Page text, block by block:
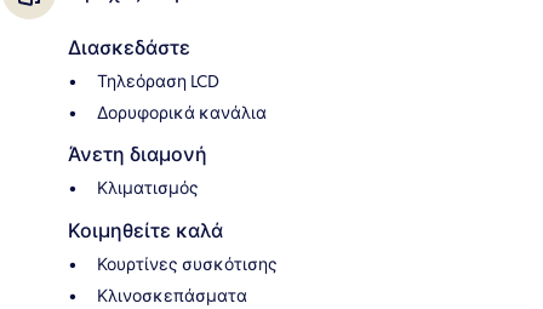
Διασκεδάστε
Τηλεόραση LCD
Δορυφορικά κανάλια
Άνετη διαμονή
Κλιματισμός
Κοιμηθείτε καλά
Κουρτίνες συσκότισης
Κλινοσκεπάσματα